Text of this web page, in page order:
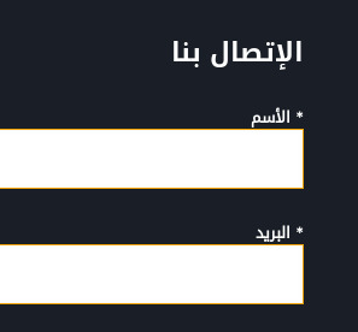
الإتصال بنا
* الأسم
* البريد